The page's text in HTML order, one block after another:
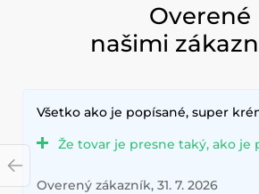
Overené
našimi
Všetko ako je popísané, super
Že tovar je presne taký, ako je
Overený zákazník, 31. 7. 2026